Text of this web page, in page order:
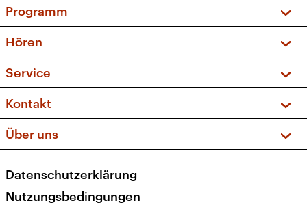
Programm
Sendungen und Podcasts
Musikliste
Kakadu – Das Kinderprogramm
Hören
Frequenzen (UKW + DAB+)
Service
FAQ
Apps
Newsletter
Kontakt
Social Media
Über uns
Presse
Datenschutzerklärung
Nutzungsbedingungen